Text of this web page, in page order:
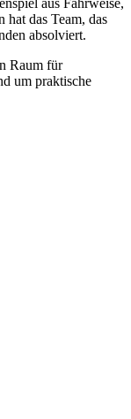
aus Fahrweise,
hat das Team, das
absolviert.
Raum für
um praktische